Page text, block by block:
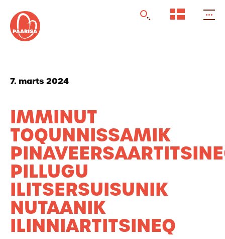
forsiden
7. marts 2024
IMMINUT
TOQUNNISSAMIK
PILLUGU
ILITSERSUISUNIK
NUTAANIK
ILINNIARTITSINEQ